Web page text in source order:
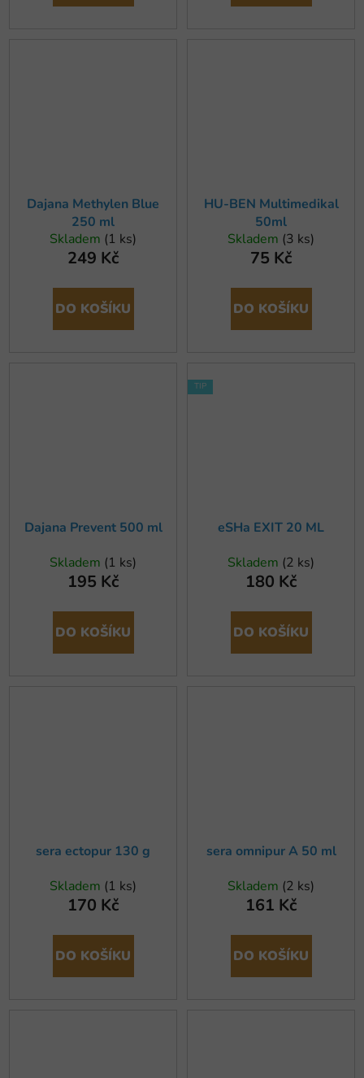
Dajana Methylen Blue
250 ml
Skladem (1 ks)
249 Kč
DO KOŠÍKU
HU-BEN Multimedikal
50ml
Skladem (3 ks)
75 Kč
DO KOŠÍKU
Dajana Prevent 500 ml
Skladem (1 ks)
195 Kč
DO KOŠÍKU
TIP
eSHa EXIT 20 ML
Skladem (2 ks)
180 Kč
DO KOŠÍKU
sera ectopur 130 g
Skladem (1 ks)
170 Kč
DO KOŠÍKU
sera omnipur A 50 ml
Skladem (2 ks)
161 Kč
DO KOŠÍKU